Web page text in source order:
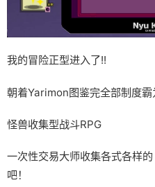
我的冒险正型进入了!!
朝着Yarimon图鉴完全部制度霸
怪兽收集型战斗RPG
一次性交易大师收集各式各样
吧！